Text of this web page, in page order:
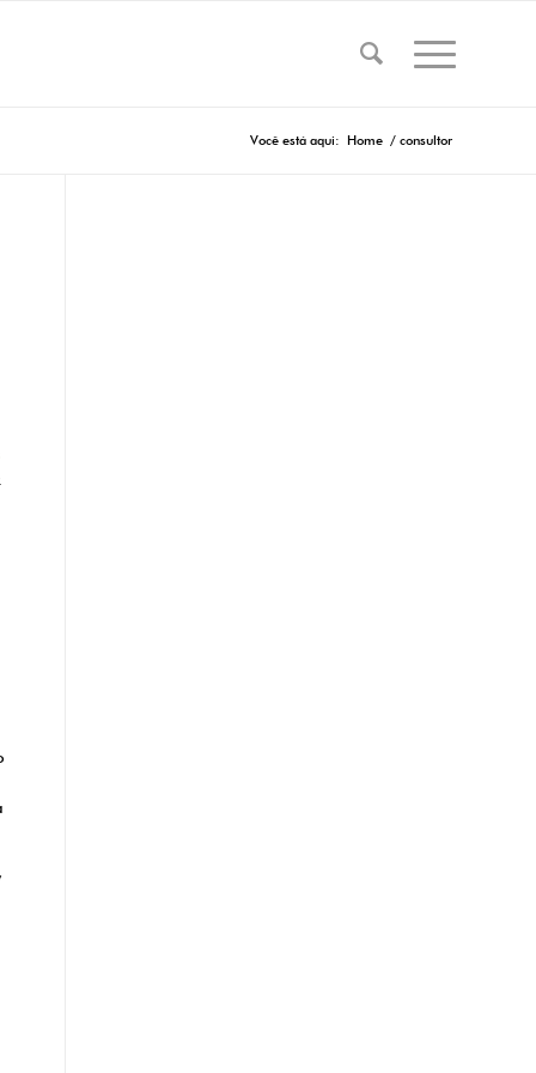
Você está aqui: Home / consultor